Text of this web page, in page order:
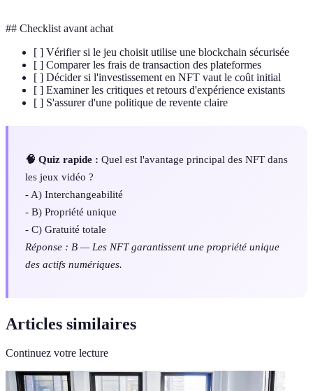
## Checklist avant achat
[ ] Vérifier si le jeu choisit utilise une blockchain sécurisée
[ ] Comparer les frais de transaction des plateformes
[ ] Décider si l'investissement en NFT vaut le coût initial
[ ] Examiner les critiques et retours d'expérience existants
[ ] S'assurer d'une politique de revente claire
🧠 Quiz rapide : Quel est l'avantage principal des NFT dans
les jeux vidéo ?
- A) Interchangeabilité
- B) Propriété unique
- C) Gratuité totale
Réponse : B — Les NFT garantissent une propriété unique
des actifs numériques.
Articles similaires
Continuez votre lecture